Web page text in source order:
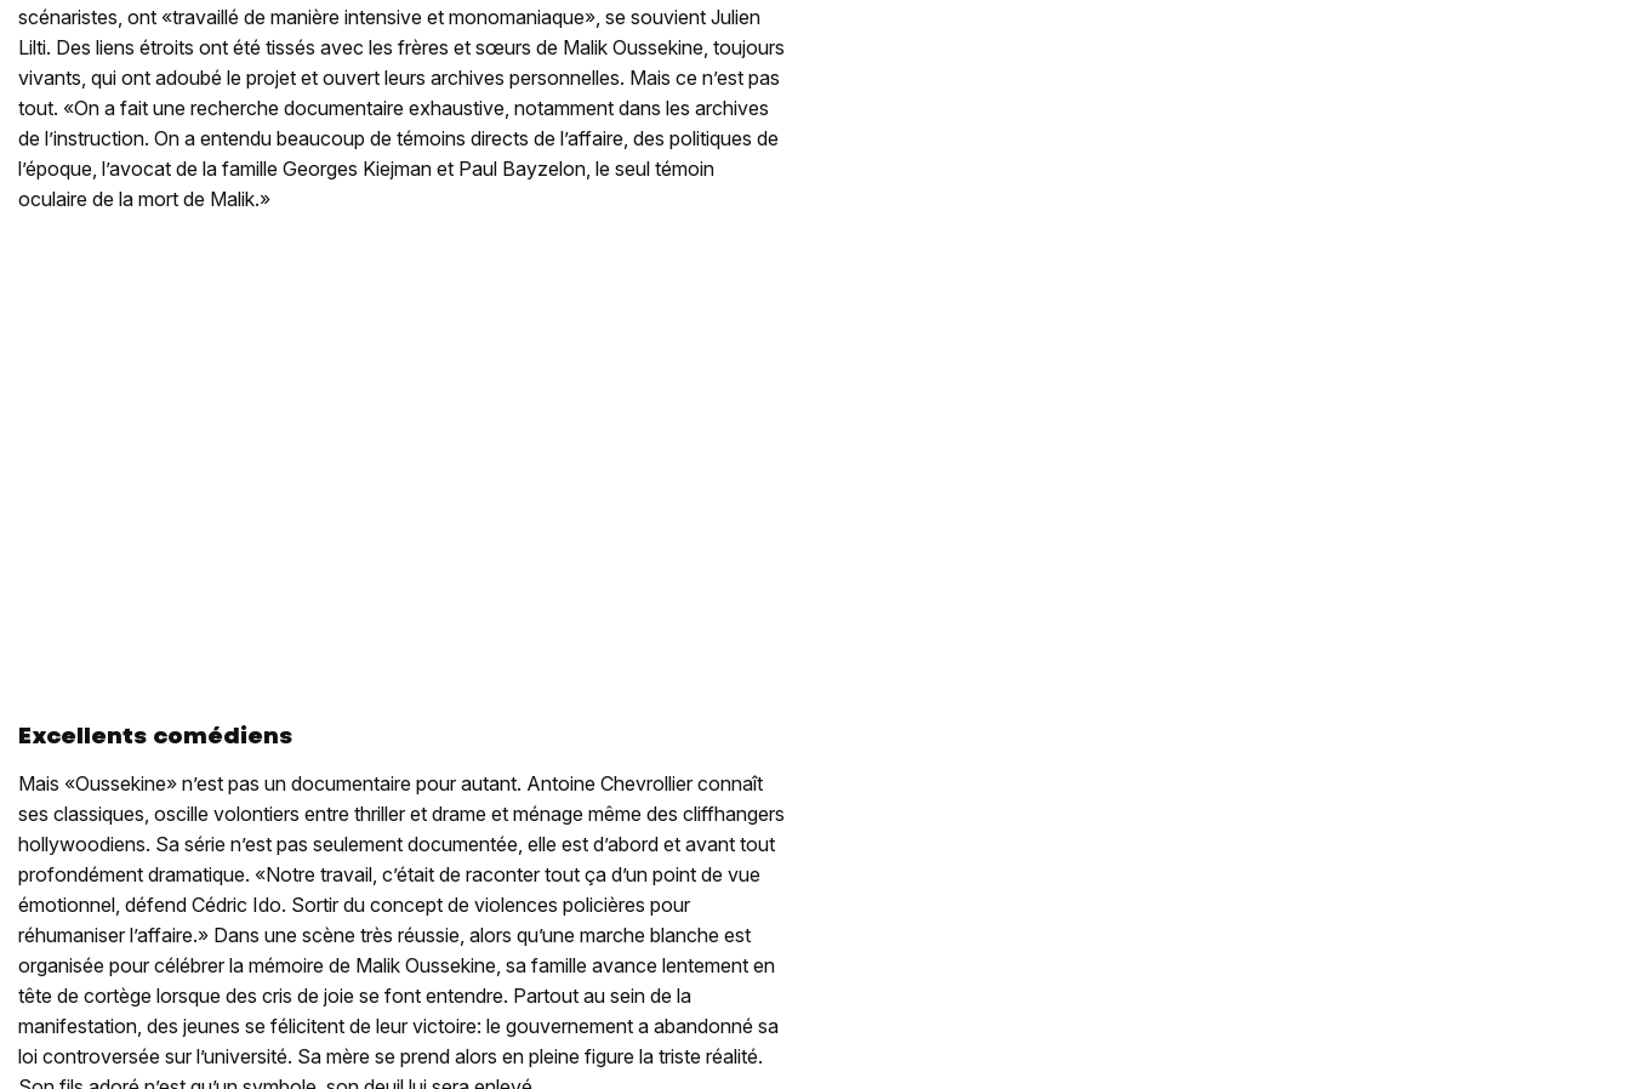
scénaristes, ont «travaillé de manière intensive et monomaniaque», se souvient Julien
Lilti. Des liens étroits ont été tissés avec les frères et sœurs de Malik Oussekine, toujours
vivants, qui ont adoubé le projet et ouvert leurs archives personnelles. Mais ce n’est pas
tout. «On a fait une recherche documentaire exhaustive, notamment dans les archives
de l’instruction. On a entendu beaucoup de témoins directs de l’affaire, des politiques de
l’époque, l’avocat de la famille Georges Kiejman et Paul Bayzelon, le seul témoin
oculaire de la mort de Malik.»
Excellents comédiens
Mais «Oussekine» n’est pas un documentaire pour autant. Antoine Chevrollier connaît
ses classiques, oscille volontiers entre thriller et drame et ménage même des cliffhangers
hollywoodiens. Sa série n’est pas seulement documentée, elle est d’abord et avant tout
profondément dramatique. «Notre travail, c’était de raconter tout ça d’un point de vue
émotionnel, défend Cédric Ido. Sortir du concept de violences policières pour
réhumaniser l’affaire.» Dans une scène très réussie, alors qu’une marche blanche est
organisée pour célébrer la mémoire de Malik Oussekine, sa famille avance lentement en
tête de cortège lorsque des cris de joie se font entendre. Partout au sein de la
manifestation, des jeunes se félicitent de leur victoire: le gouvernement a abandonné sa
loi controversée sur l’université. Sa mère se prend alors en pleine figure la triste réalité.